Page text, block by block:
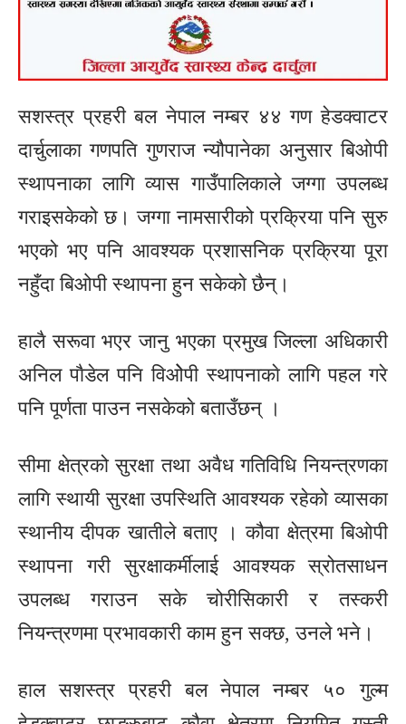
सशस्त्र प्रहरी बल नेपाल नम्बर ४४ गण हेडक्वाटर
दार्चुलाका गणपति गुणराज न्यौपानेका अनुसार बिओपी
स्थापनाका लागि व्यास गाउँपालिकाले जग्गा उपलब्ध
गराइसकेको छ। जग्गा नामसारीको प्रक्रिया पनि सुरु
भएको भए पनि आवश्यक प्रशासनिक प्रक्रिया पूरा
नहुँदा बिओपी स्थापना हुन सकेकाे छैन्।
हालै सरूवा भएर जानु भएका प्रमुख जिल्ला अधिकारी
अनिल पाैडेल पनि विओेपी स्थापनाकाे लागि पहल गरे
पनि पूर्णता पाउन नसकेकाे बताउँछन् ।
सीमा क्षेत्रको सुरक्षा तथा अवैध गतिविधि नियन्त्रणका
लागि स्थायी सुरक्षा उपस्थिति आवश्यक रहेको व्यासका
स्थानीय दीपक खातीले बताए । कौवा क्षेत्रमा बिओपी
स्थापना गरी सुरक्षाकर्मीलाई आवश्यक स्रोतसाधन
उपलब्ध गराउन सके चोरीसिकारी र तस्करी
नियन्त्रणमा प्रभावकारी काम हुन सक्छ, उनले भने।
हाल सशस्त्र प्रहरी बल नेपाल नम्बर ५० गुल्म